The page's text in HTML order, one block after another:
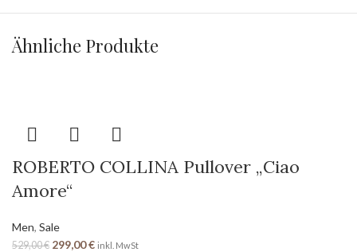
Ähnliche Produkte
ROBERTO COLLINA Pullover „Ciao
Amore“
Men, Sale
529,00€ 299,00€ inkl. MwSt